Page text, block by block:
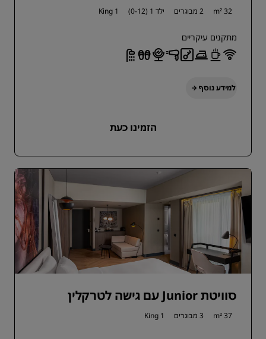
32 m² 2 מבוגרים ילד 1 (0-12) 1 King
מתקנים עיקריים
למידע נוסף
הזמינו כעת
סוויטת Junior עם גישה לטרקלין
37 m² 3 מבוגרים 1 King